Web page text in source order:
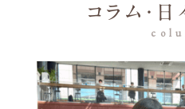
コラム・